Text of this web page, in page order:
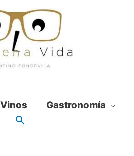
Vinos Gastronomía